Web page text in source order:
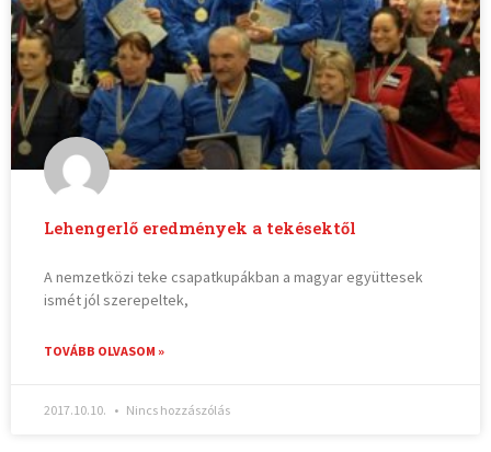
Lehengerlő eredmények a tekésektől
A nemzetközi teke csapatkupákban a magyar együttesek
ismét jól szerepeltek,
TOVÁBB OLVASOM »
2017.10.10. Nincs hozzászólás